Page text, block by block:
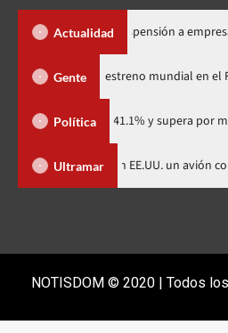
Actualidad
dice suspensión a empresas de
Gente
Minus Zero» tendrá su estreno
Política
con 41.1% y supera por más de 22
Ultramar
avión construído en Presentan en
NOTISDOM © 2020 | Todos